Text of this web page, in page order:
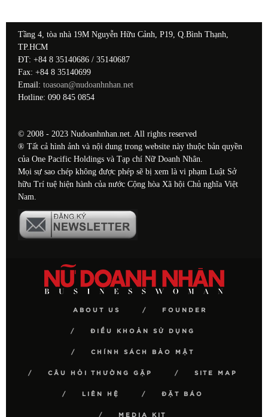
Tầng 4, tòa nhà 19M Nguyễn Hữu Cảnh, P19, Q.Bình Thạnh,
TP.HCM
ĐT: +84 8 35140686 / 35140687
Fax: +84 8 35140699
Email: toasoan@nudoanhnhan.net
Hotline: 090 845 0854
© 2008 - 2023 Nudoanhnhan.net. All rights reserved
® Tất cả hình ảnh và nội dung trong website này thuộc bản quyền
của One Pacific Holdings và Tạp chí Nữ Doanh Nhân.
Mọi sự sao chép không được phép sẽ bị xem là vi phạm Luật Sở
hữu Trí tuệ hiện hành của nước Cộng hòa Xã hội Chủ nghĩa Việt
Nam.
ABOUT US FOUNDER
ĐIỀU KHOẢN SỬ DỤNG
CHÍNH SÁCH BẢO MẬT
CÂU HỎI THƯỜNG GẶP SITE MAP
LIÊN HỆ ĐẶT BÁO
MEDIA KIT